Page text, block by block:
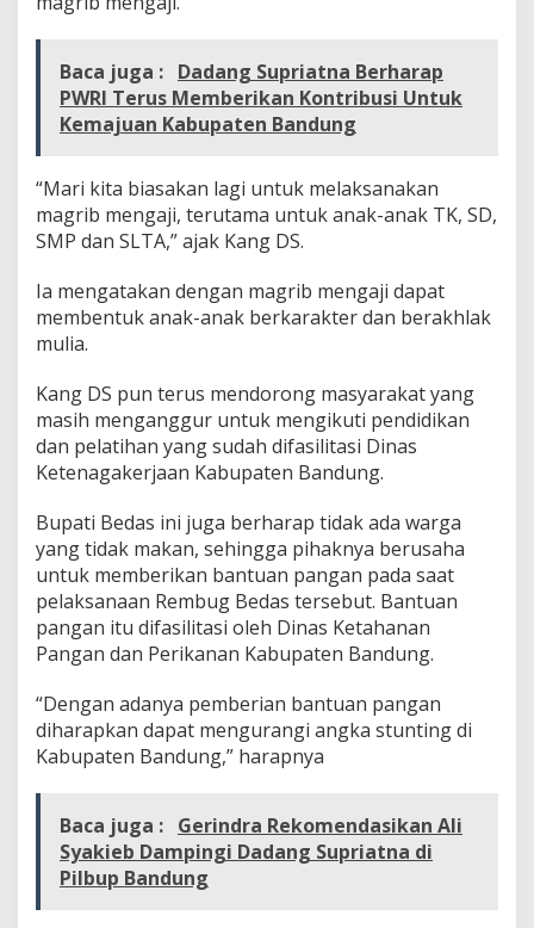
M
e
n
Baca juga : Dadang Supriatna Berharap
PWRI Terus Memberikan Kontribusi Untuk
Kemajuan Kabupaten Bandung
“Mari kita biasakan lagi untuk melaksanakan
magrib mengaji, terutama untuk anak-anak TK, SD,
SMP dan SLTA,” ajak Kang DS.
Ia mengatakan dengan magrib mengaji dapat
membentuk anak-anak berkarakter dan berakhlak
mulia.
Kang DS pun terus mendorong masyarakat yang
masih menganggur untuk mengikuti pendidikan
dan pelatihan yang sudah difasilitasi Dinas
Ketenagakerjaan Kabupaten Bandung.
Bupati Bedas ini juga berharap tidak ada warga
yang tidak makan, sehingga pihaknya berusaha
untuk memberikan bantuan pangan pada saat
pelaksanaan Rembug Bedas tersebut. Bantuan
pangan itu difasilitasi oleh Dinas Ketahanan
Pangan dan Perikanan Kabupaten Bandung.
“Dengan adanya pemberian bantuan pangan
diharapkan dapat mengurangi angka stunting di
Kabupaten Bandung,” harapnya
Baca juga : Gerindra Rekomendasikan Ali
Syakieb Dampingi Dadang Supriatna di
Pilbup Bandung